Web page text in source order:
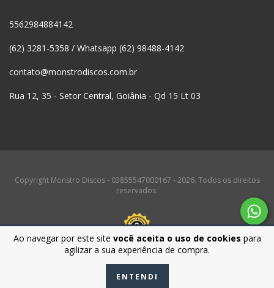
Ao navegar por este site você aceita o uso de cookies para
agilizar a sua experiência de compra.
ENTENDI
5562984884142
(62) 3281-5358 / Whatsapp (62) 98488-4142
contato@monstrodiscos.com.br
Rua 12, 35 - Setor Central, Goiânia - Qd 15 Lt 03
Copyright Monstro Discos - 03855547000167 - 2026. Todos os direitos
reservados.